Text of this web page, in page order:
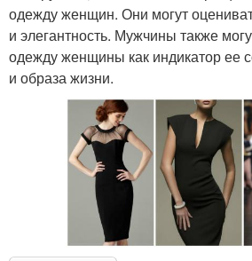
одежду женщин. Они могут
и элегантность. Мужчины также
одежду женщины как индикатор ее
и образа жизни.